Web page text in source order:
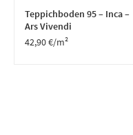
Teppichboden 95 – Inca –
Ars Vivendi
42,90€/m²